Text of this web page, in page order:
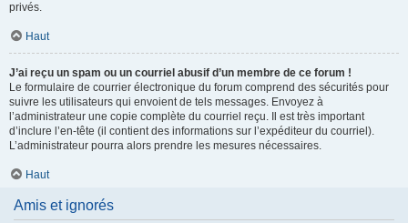
privés.
Haut
J’ai reçu un spam ou un courriel abusif d’un membre de ce forum !
Le formulaire de courrier électronique du forum comprend des sécurités pour
suivre les utilisateurs qui envoient de tels messages. Envoyez à
l’administrateur une copie complète du courriel reçu. Il est très important
d’inclure l’en-tête (il contient des informations sur l’expéditeur du courriel).
L’administrateur pourra alors prendre les mesures nécessaires.
Haut
Amis et ignorés